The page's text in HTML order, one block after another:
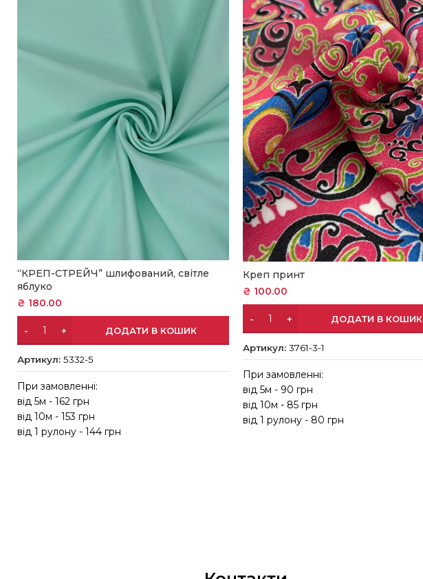
“КРЕП-СТРЕЙЧ” шлифований, світле
яблуко
₴ 180.00
ДОДАТИ В КОШИК
Артикул:5332-5
При замовленні:
від 5м - 162 грн
від 10м - 153 грн
від 1 рулону - 144 грн
Креп принт
₴ 100.00
ДОДАТИ В КОШИК
Артикул:3761-3-1
При замовленні:
від 5м - 90 грн
від 10м - 85 грн
від 1 рулону - 80 грн